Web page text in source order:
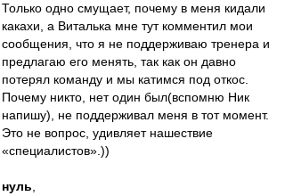
Только одно смущает, почему в меня кидали
какахи, а Виталька мне тут комментил мои
сообщения, что я не поддерживаю тренера и
предлагаю его менять, так как он давно
потерял команду и мы катимся под откос.
Почему никто, нет один был(вспомню Ник
напишу), не поддерживал меня в тот момент.
Это не вопрос, удивляет нашествие
«специалистов».))
нуль